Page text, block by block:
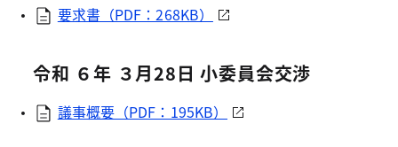
要求書（PDF：268KB）
令和 ６年 ３月28日 小委員会交渉
議事概要（PDF：195KB）